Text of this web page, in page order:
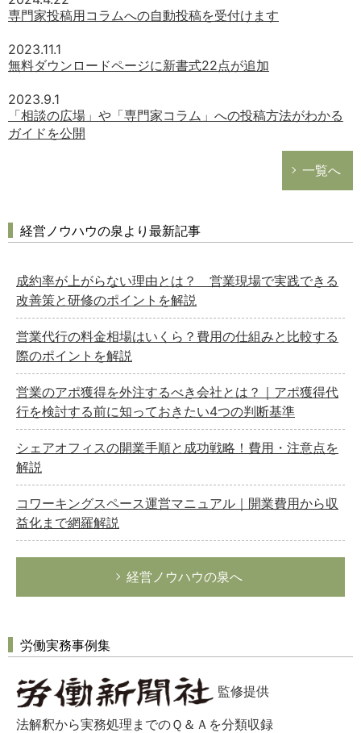
専門家投稿用コラムへの自動投稿を受付けます
2023.11.1
無料ダウンロードページに新書式22点が追加
2023.9.1
「相談の広場」や「専門家コラム」への投稿方法がわかる
ガイドを公開
一覧へ
経営ノウハウの泉より最新記事
成約率が上がらない理由とは？ 営業現場で実践できる
改善策と研修のポイントを解説
営業代行の料金相場はいくら？費用の仕組みと比較する
際のポイントを解説
営業のアポ獲得を外注するべき会社とは？｜アポ獲得代
行を検討する前に知っておきたい4つの判断基準
シェアオフィスの開業手順と成功戦略！費用・注意点を
解説
コワーキングスペース運営マニュアル｜開業費用から収
益化まで網羅解説
経営ノウハウの泉へ
労働実務事例集
監修提供
法解釈から実務処理までのＱ＆Ａを分類収録